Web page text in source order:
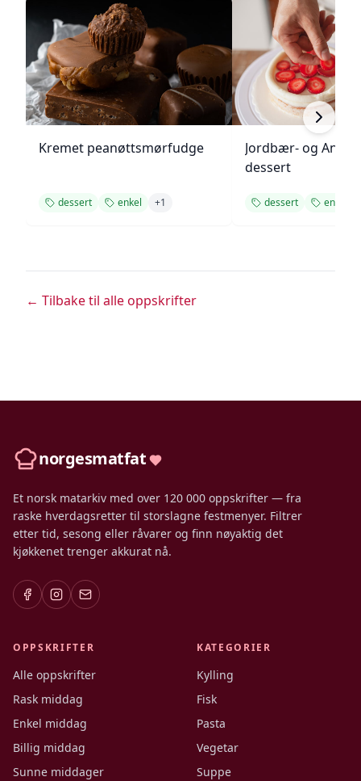
Kremet peanøttsmørfudge
dessert enkel +1
Jordbær- og Angel
dessert
dessert enkel
← Tilbake til alle oppskrifter
norgesmatfat
Et norsk matarkiv med over 120 000 oppskrifter — fra
raske hverdagsretter til storslagne festmenyer. Filtrer
etter tid, sesong eller råvarer og finn nøyaktig det
kjøkkenet trenger akkurat nå.
OPPSKRIFTER
Alle oppskrifter
Rask middag
Enkel middag
Billig middag
Sunne middager
KATEGORIER
Kylling
Fisk
Pasta
Vegetar
Suppe